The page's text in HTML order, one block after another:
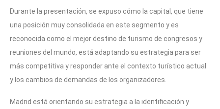
Durante la presentación, se expuso cómo la capital, que tiene
una posición muy consolidada en este segmento y es
reconocida como el mejor destino de turismo de congresos y
reuniones del mundo, está adaptando su estrategia para ser
más competitiva y responder ante el contexto turístico actual
y los cambios de demandas de los organizadores.
Madrid está orientando su estrategia a la identificación y